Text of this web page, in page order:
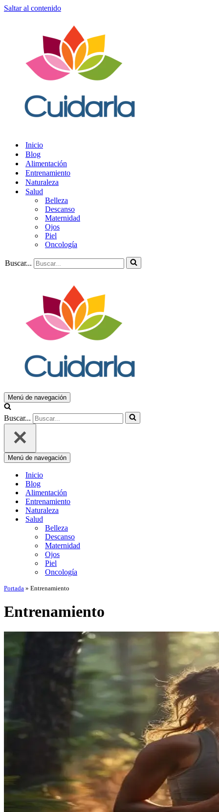
Saltar al contenido
Inicio
Blog
Alimentación
Entrenamiento
Naturaleza
Salud
Belleza
Descanso
Maternidad
Ojos
Piel
Oncología
Buscar...
Menú de navegación
Buscar...
Menú de navegación
Inicio
Blog
Alimentación
Entrenamiento
Naturaleza
Salud
Belleza
Descanso
Maternidad
Ojos
Piel
Oncología
Portada » Entrenamiento
Entrenamiento